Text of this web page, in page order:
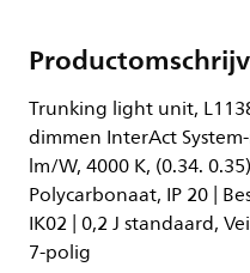
Trunking light unit,
dimmen InterAct
lm/W, 4000 K, (0.34.
Polycarbonaat, IP 20 |
IK02 | 0,2 J standaard,
7-polig